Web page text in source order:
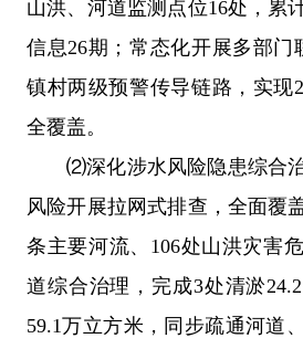
山洪、河道监测点位16处，累
信息26期；常态化开展多部门
镇村两级预警传导链路，实现
全覆盖。
⑵深化涉水风险隐患综合
风险开展拉网式排查，全面覆
条主要河流、106处山洪灾害
道综合治理，完成3处清淤
59.1万立方米，同步疏通河道